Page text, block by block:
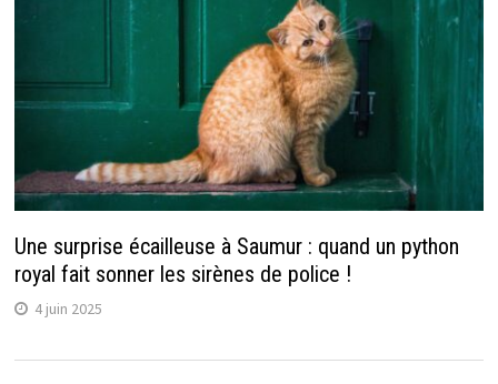
Une surprise écailleuse à Saumur : quand un python
royal fait sonner les sirènes de police !
4 juin 2025